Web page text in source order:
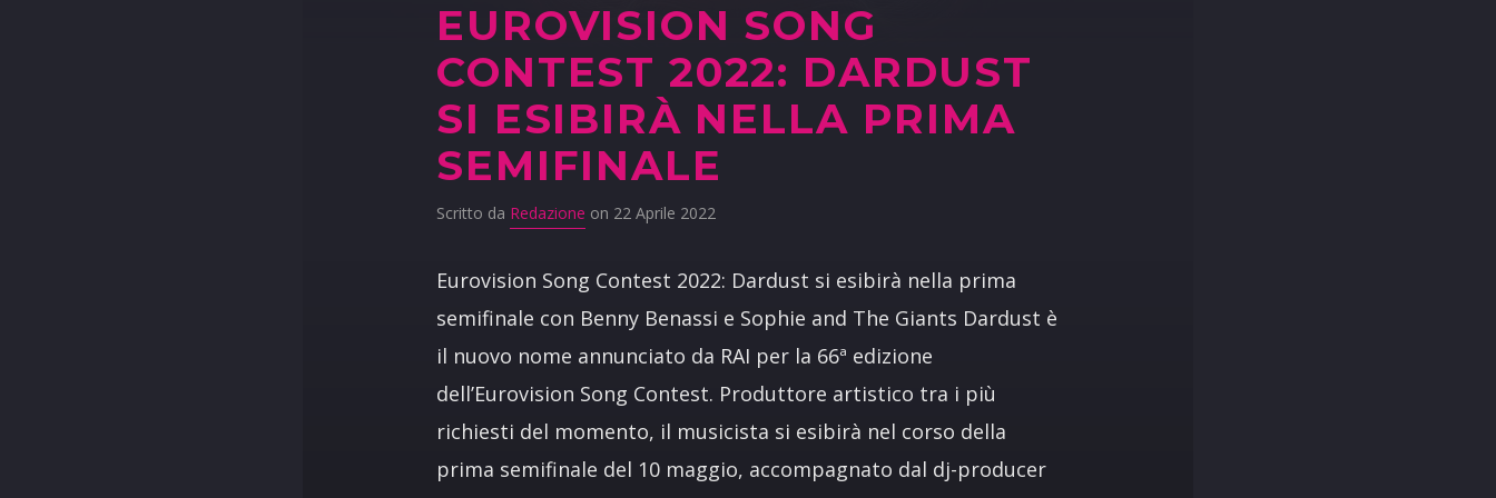
EUROVISION SONG
CONTEST 2022: DARDUST
SI ESIBIRÀ NELLA PRIMA
SEMIFINALE
Scritto da Redazione on 22 Aprile 2022
Eurovision Song Contest 2022: Dardust si esibirà nella prima
semifinale con Benny Benassi e Sophie and The Giants Dardust è
il nuovo nome annunciato da RAI per la 66ª edizione
dell’Eurovision Song Contest. Produttore artistico tra i più
richiesti del momento, il musicista si esibirà nel corso della
prima semifinale del 10 maggio, accompagnato dal dj-producer